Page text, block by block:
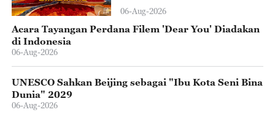
06-Aug-2026
Acara Tayangan Perdana Filem 'Dear You' Diadakan
di Indonesia
06-Aug-2026
UNESCO Sahkan Beijing sebagai "Ibu Kota Seni Bina
Dunia" 2029
06-Aug-2026